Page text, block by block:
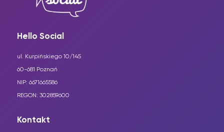
Hello Social
ul. Kurpińskiego 10/145
60-681 Poznań
NIP: 6671665586
REGON: 302859600
Kontakt